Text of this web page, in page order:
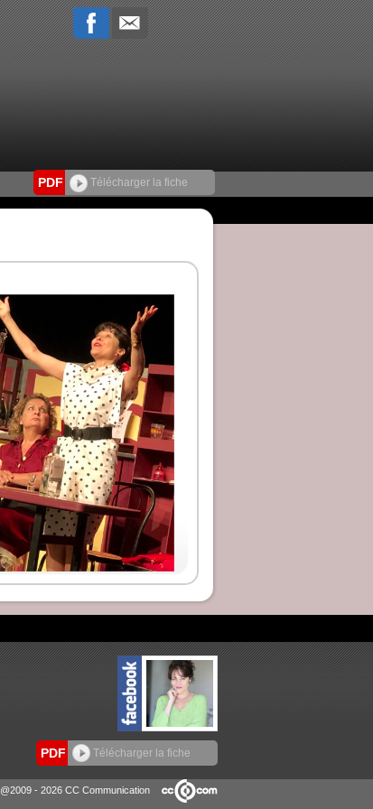
PDF Télécharger la fiche
PDF Télécharger la fiche
@2009 - 2026 CC Communication